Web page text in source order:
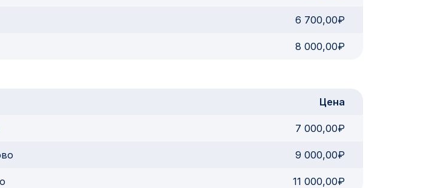
6 700,00₽
8 000,00₽
Цена
7 000,00₽
9 000,00₽
11 000,00₽